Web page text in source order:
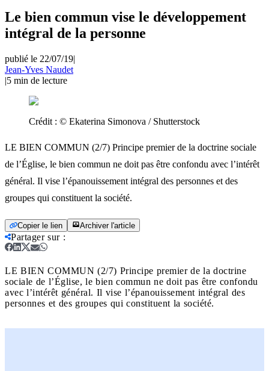
Le bien commun vise le développement
intégral de la personne
publié le 22/07/19|
Jean-Yves Naudet
|5 min de lecture
Crédit : © Ekaterina Simonova / Shutterstock
LE BIEN COMMUN (2/7) Principe premier de la doctrine sociale
de l’Église, le bien commun ne doit pas être confondu avec l’intérêt
général. Il vise l’épanouissement intégral des personnes et des
groupes qui constituent la société.
Copier le lien Archiver l'article
Partager sur:
LE BIEN COMMUN (2/7) Principe premier de la doctrine
sociale de l’Église, le bien commun ne doit pas être confondu
avec l’intérêt général. Il vise l’épanouissement intégral des
personnes et des groupes qui constituent la société.